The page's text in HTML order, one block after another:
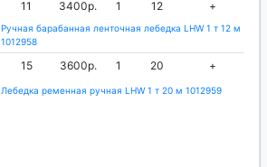
11 3400р. 1 12 +
Ручная барабанная ленточная лебедка LHW 1 т 12 м
1012958
15 3600р. 1 20 +
Лебедка ременная ручная LHW 1 т 20 м 1012959